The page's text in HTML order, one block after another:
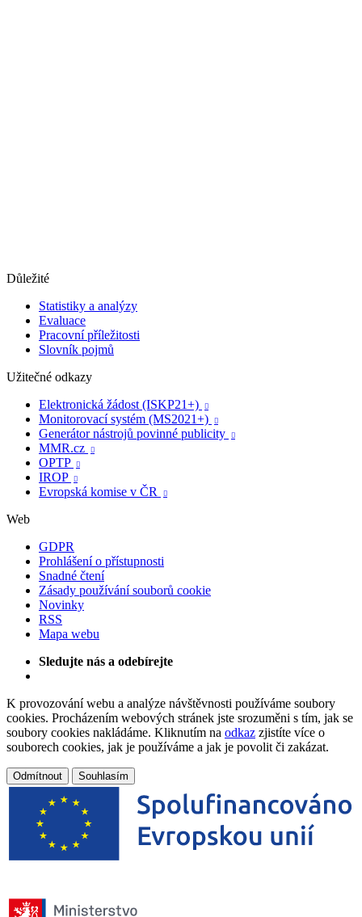
Důležité
Statistiky a analýzy
Evaluace
Pracovní příležitosti
Slovník pojmů
Užitečné odkazy
Elektronická žádost (ISKP21+)

Monitorovací systém (MS2021+) 
Generátor nástrojů povinné publicity 
MMR.cz 
OPTP 
IROP 
Evropská komise v ČR 
Web
GDPR
Prohlášení o přístupnosti
Snadné čtení
Zásady používání souborů cookie
Novinky
RSS
Mapa webu
Sledujte nás a odebírejte
K provozování webu a analýze návštěvnosti používáme soubory
cookies. Procházením webových stránek jste srozuměni s tím, jak se
soubory cookies nakládáme. Kliknutím na odkaz zjistíte více o
souborech cookies, jak je používáme a jak je povolit či zakázat.
Odmítnout Souhlasím